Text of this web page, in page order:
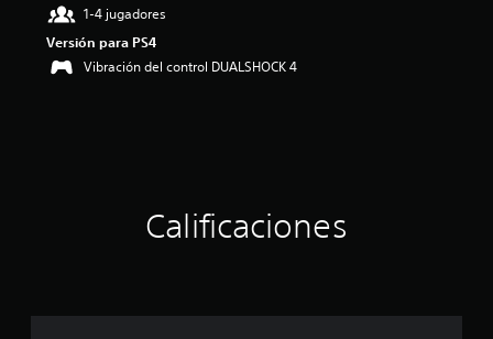
1-4 jugadores
Versión para PS4
Vibración del control DUALSHOCK 4
Calificaciones